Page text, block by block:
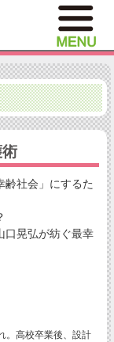
齢社会」にするた
口晃弘が紡ぐ最幸
。高校卒業後、設計